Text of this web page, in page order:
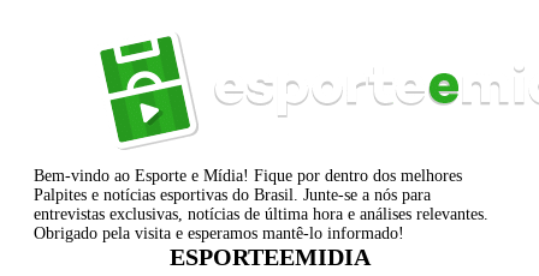
Bem-vindo ao Esporte e Mídia! Fique por dentro dos melhores
Palpites e notícias esportivas do Brasil. Junte-se a nós para
entrevistas exclusivas, notícias de última hora e análises relevantes.
Obrigado pela visita e esperamos mantê-lo informado!
ESPORTEEMIDIA